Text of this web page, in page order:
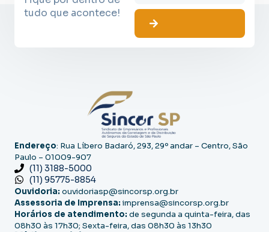
tudo que acontece!
Endereço: Rua Líbero Badaró, 293, 29º andar – Centro, São
Paulo – 01009-907
(11) 3188-5000
(11) 95775-8854
Ouvidoria: ouvidoriasp@sincorsp.org.br
Assessoria de Imprensa: imprensa@sincorsp.org.br
Horários de atendimento: de segunda a quinta-feira, das
08h30 às 17h30; Sexta-feira, das 08h30 às 13h30